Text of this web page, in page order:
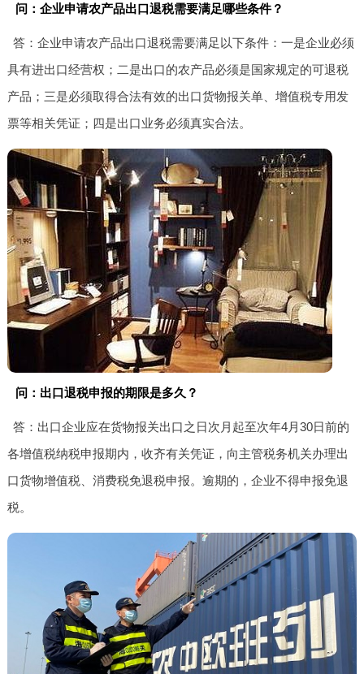
问：企业申请农产品出口退税需要满足哪些条件？
答：企业申请农产品出口退税需要满足以下条件：一是企业必须
具有进出口经营权；二是出口的农产品必须是国家规定的可退税
产品；三是必须取得合法有效的出口货物报关单、增值税专用发
票等相关凭证；四是出口业务必须真实合法。
问：出口退税申报的期限是多久？
答：出口企业应在货物报关出口之日次月起至次年4月30日前的
各增值税纳税申报期内，收齐有关凭证，向主管税务机关办理出
口货物增值税、消费税免退税申报。逾期的，企业不得申报免退
税。